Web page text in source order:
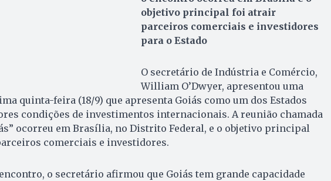
objetivo principal foi atrair
parceiros comerciais e investidores
para o Estado
O secretário de Indústria e Comércio,
William O’Dwyer, apresentou uma
quinta-feira (18/9) que apresenta Goiás como um dos Estados
condições de investimentos internacionais. A reunião chamada
ocorreu em Brasília, no Distrito Federal, e o objetivo principal
comerciais e investidores.
o secretário afirmou que Goiás tem grande capacidade